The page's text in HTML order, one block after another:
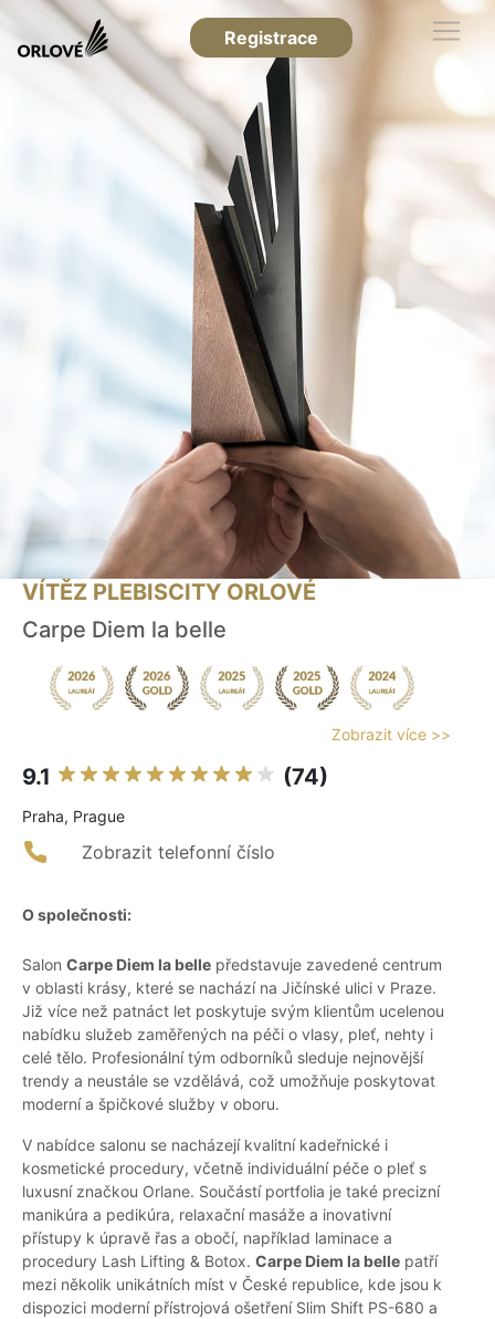
Registrace
VÍTĚZ PLEBISCITY ORLOVÉ
Carpe Diem la belle
Zobrazit více >>
9.1 (74)
Praha, Prague
Zobrazit telefonní číslo
O společnosti:
Salon Carpe Diem la belle představuje zavedené centrum
v oblasti krásy, které se nachází na Jičínské ulici v Praze.
Již více než patnáct let poskytuje svým klientům ucelenou
nabídku služeb zaměřených na péči o vlasy, pleť, nehty i
celé tělo. Profesionální tým odborníků sleduje nejnovější
trendy a neustále se vzdělává, což umožňuje poskytovat
moderní a špičkové služby v oboru.
V nabídce salonu se nacházejí kvalitní kadeřnické i
kosmetické procedury, včetně individuální péče o pleť s
luxusní značkou Orlane. Součástí portfolia je také precizní
manikúra a pedikúra, relaxační masáže a inovativní
přístupy k úpravě řas a obočí, například laminace a
procedury Lash Lifting & Botox. Carpe Diem la belle patří
mezi několik unikátních míst v České republice, kde jsou k
dispozici moderní přístrojová ošetření Slim Shift PS-680 a